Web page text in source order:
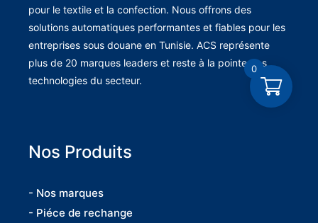
pour le textile et la confection. Nous offrons des
solutions automatiques performantes et fiables pour les
entreprises sous douane en Tunisie. ACS représente
plus de 20 marques leaders et reste à la pointe des
technologies du secteur.
Nos Produits
- Nos marques
- Piéce de rechange
0